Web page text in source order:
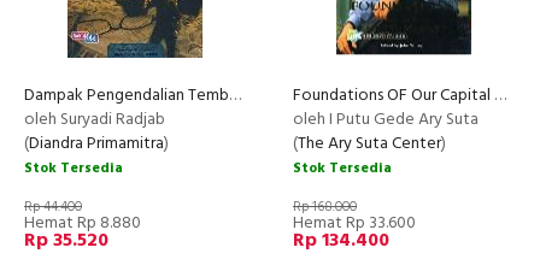
Dampak Pengendalian Tembakau Terhadap Hak-Hak Ekonomi, Sosial Dan Budaya
oleh Suryadi Radjab
(Diandra Primamitra)
Stok Tersedia
Rp 44.400
Hemat Rp 8.880
Rp 35.520
Foundations OF Our Capital Market
oleh I Putu Gede Ary Suta
(The Ary Suta Center)
Stok Tersedia
Rp 168.000
Hemat Rp 33.600
Rp 134.400